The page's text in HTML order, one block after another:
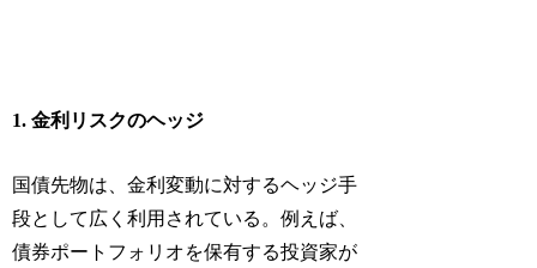
1. 金利リスクのヘッジ
国債先物は、金利変動に対するヘッジ手
段として広く利用されている。例えば、
債券ポートフォリオを保有する投資家が